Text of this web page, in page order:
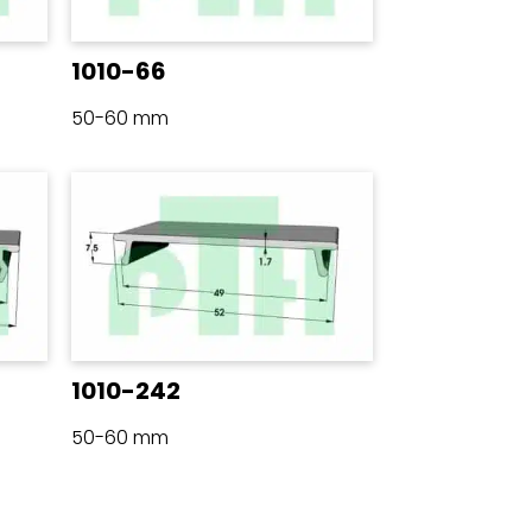
1010-66
50-60 mm
1010-242
50-60 mm